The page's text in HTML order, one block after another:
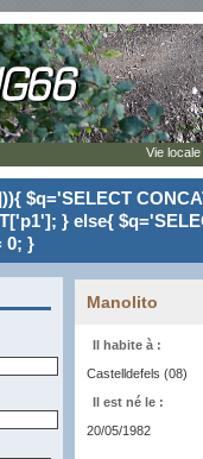
$q='SELECT
} else{
0; }
Manolito
Il habite à :
Castelldefels (08)
Il est né le :
20/05/1982
Vie